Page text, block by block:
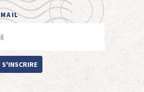
S'INSCRIRE